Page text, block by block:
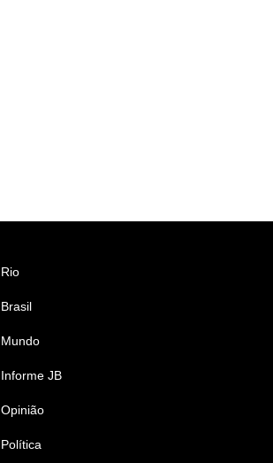
Rio
Brasil
Mundo
Informe JB
Opinião
Política